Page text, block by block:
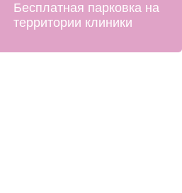
Бесплатная парковка на
территории клиники